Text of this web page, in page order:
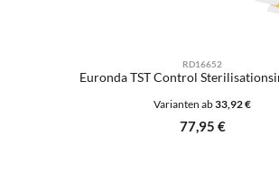
RD16652
Euronda TST Control
Varianten ab33,92 €
Regulärer Preis:
77,95 €